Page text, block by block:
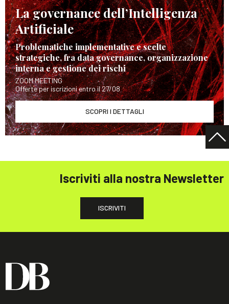
La governance dell’Intelligenza
Artificiale
Problematiche implementative e scelte
strategiche, fra data governance, organizzazione
interna e gestione dei rischi
ZOOM MEETING
Offerte per iscrizioni entro il 27/08
SCOPRI I DETTAGLI
Iscriviti alla nostra Newsletter
ISCRIVITI